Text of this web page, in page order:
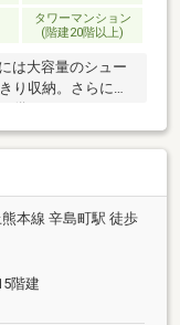
タワーマンション
(階建20階以上)
は大容量のシュー
り収納。さらにリ
タワーマンション
24時間対応のゴミ
中でもストレスフ
客対応にも便利な
備。さらにコンシ
らしをさりげなく
場は承継不可
す。）
本線 辛島町駅 徒歩
階建